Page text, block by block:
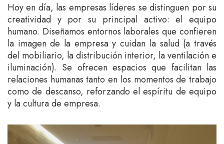
Hoy en día, las empresas líderes se distinguen por su
creatividad y por su principal activo: el equipo
humano. Diseñamos entornos laborales que confieren
la imagen de la empresa y cuidan la salud (a través
del mobiliario, la distribución interior, la ventilación e
iluminación). Se ofrecen espacios que facilitan las
relaciones humanas tanto en los momentos de trabajo
como de descanso, reforzando el espíritu de equipo
y la cultura de empresa.